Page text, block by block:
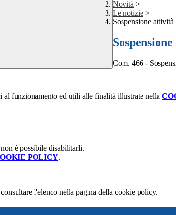
Novità >
Le notizie >
Sospensione
Com. 466 -
al funzionamento ed utili alle finalità illustrate nella
è possibile disabilitarli.
POLICY.
l'elenco nella pagina della cookie policy.